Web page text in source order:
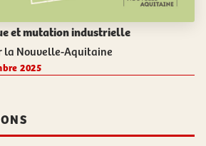
et mutation industrielle
la Nouvelle-Aquitaine
2025